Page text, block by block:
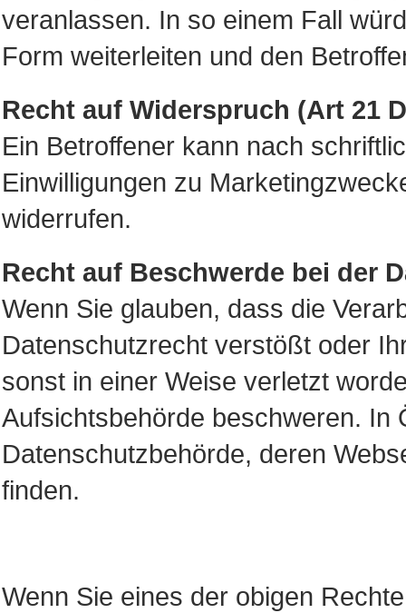
veranlassen. In so einem Fall
Form weiterleiten und den
Recht auf Widerspruch (Art 21
Ein Betroffener kann nach
Einwilligungen zu
widerrufen.
Recht auf Beschwerde bei der
Wenn Sie glauben, dass die
Datenschutzrecht verstößt oder
sonst in einer Weise verletzt
Aufsichtsbehörde beschweren. In
Datenschutzbehörde, deren
finden.
Wenn Sie eines der obigen